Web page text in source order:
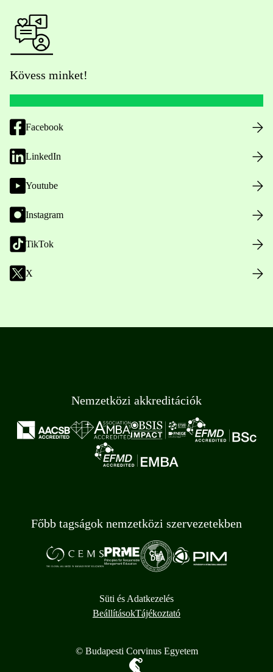
Kövess minket!
Facebook
LinkedIn
Youtube
Instagram
TikTok
X
Nemzetközi akkreditációk
Főbb tagságok nemzetközi szervezetekben
Süti és Adatkezelés
BeállításokTájékoztató
© Budapesti Corvinus Egyetem